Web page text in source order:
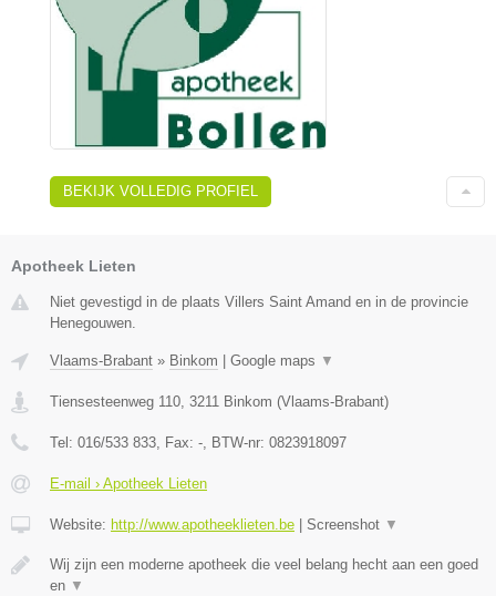
BEKIJK VOLLEDIG PROFIEL
Apotheek Lieten
Niet gevestigd in de plaats Villers Saint Amand en in de provincie
Henegouwen.
Vlaams-Brabant » Binkom Google maps ▼
Tiensesteenweg 110 3211 Binkom (Vlaams-Brabant)
Tel: 016/533 833 , Fax: - , BTW-nr: 0823918097
E-mail › Apotheek Lieten
Website: http://www.apotheeklieten.be Screenshot ▼
Wij zijn een moderne apotheek die veel belang hecht aan een goed
en ▼